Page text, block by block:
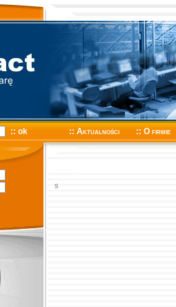
:: ok :: Aktualności :: O firmie
s